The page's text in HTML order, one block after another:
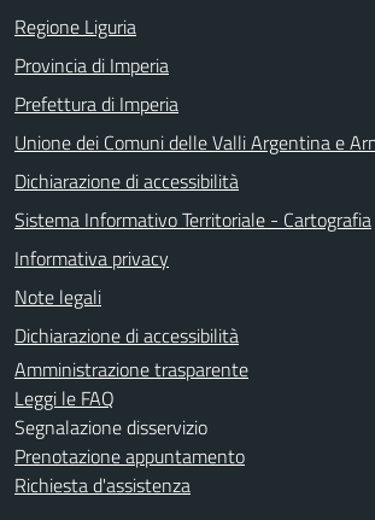
Regione Liguria
Provincia di Imperia
Prefettura di Imperia
Unione dei Comuni delle Valli Argentina e
Dichiarazione di accessibilità
Sistema Informativo Territoriale - Cartografia
Informativa privacy
Note legali
Dichiarazione di accessibilità
Amministrazione trasparente
Leggi le FAQ
Segnalazione disservizio
Prenotazione appuntamento
Richiesta d'assistenza